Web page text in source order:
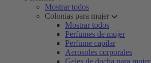
Mostrar todos
Colonias para mujer
Mostrar todos
Perfumes de mujer
Perfume capilar
Aerosoles corporales
Geles de ducha para mujer